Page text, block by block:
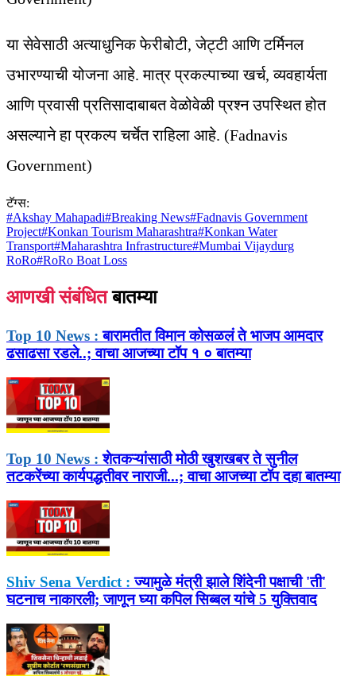
या सेवेसाठी अत्याधुनिक फेरीबोटी, जेट्टी आणि टर्मिनल
उभारण्याची योजना आहे. मात्र प्रकल्पाच्या खर्च, व्यवहार्यता
आणि प्रवासी प्रतिसादाबाबत वेळोवेळी प्रश्न उपस्थित होत
असल्याने हा प्रकल्प चर्चेत राहिला आहे. (Fadnavis
Government)
टॅग्स:
#Akshay Mahapadi#Breaking News#Fadnavis Government
Project#Konkan Tourism Maharashtra#Konkan Water
Transport#Maharashtra Infrastructure#Mumbai Vijaydurg
RoRo#RoRo Boat Loss
आणखी संबंधित बातम्या
Top 10 News : बारामतीत विमान कोसळलं ते भाजप आमदार
ढसाढसा रडले..; वाचा आजच्या टॉप १ ० बातम्या
Top 10 News : शेतकऱ्यांसाठी मोठी खुशखबर ते सुनील
तटकरेंच्या कार्यपद्धतीवर नाराजी...; वाचा आजच्या टॉप दहा बातम्या
Shiv Sena Verdict : ज्यामुळे मंत्री झाले शिंदेनी पक्षाची 'ती'
घटनाच नाकारली; जाणून घ्या कपिल सिब्बल यांचे 5 युक्तिवाद